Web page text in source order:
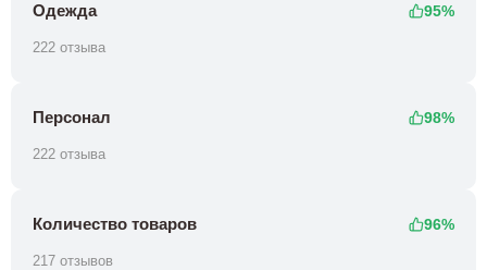
Одежда 95%
222 отзыва
Персонал 98%
222 отзыва
Количество товаров 96%
217 отзывов